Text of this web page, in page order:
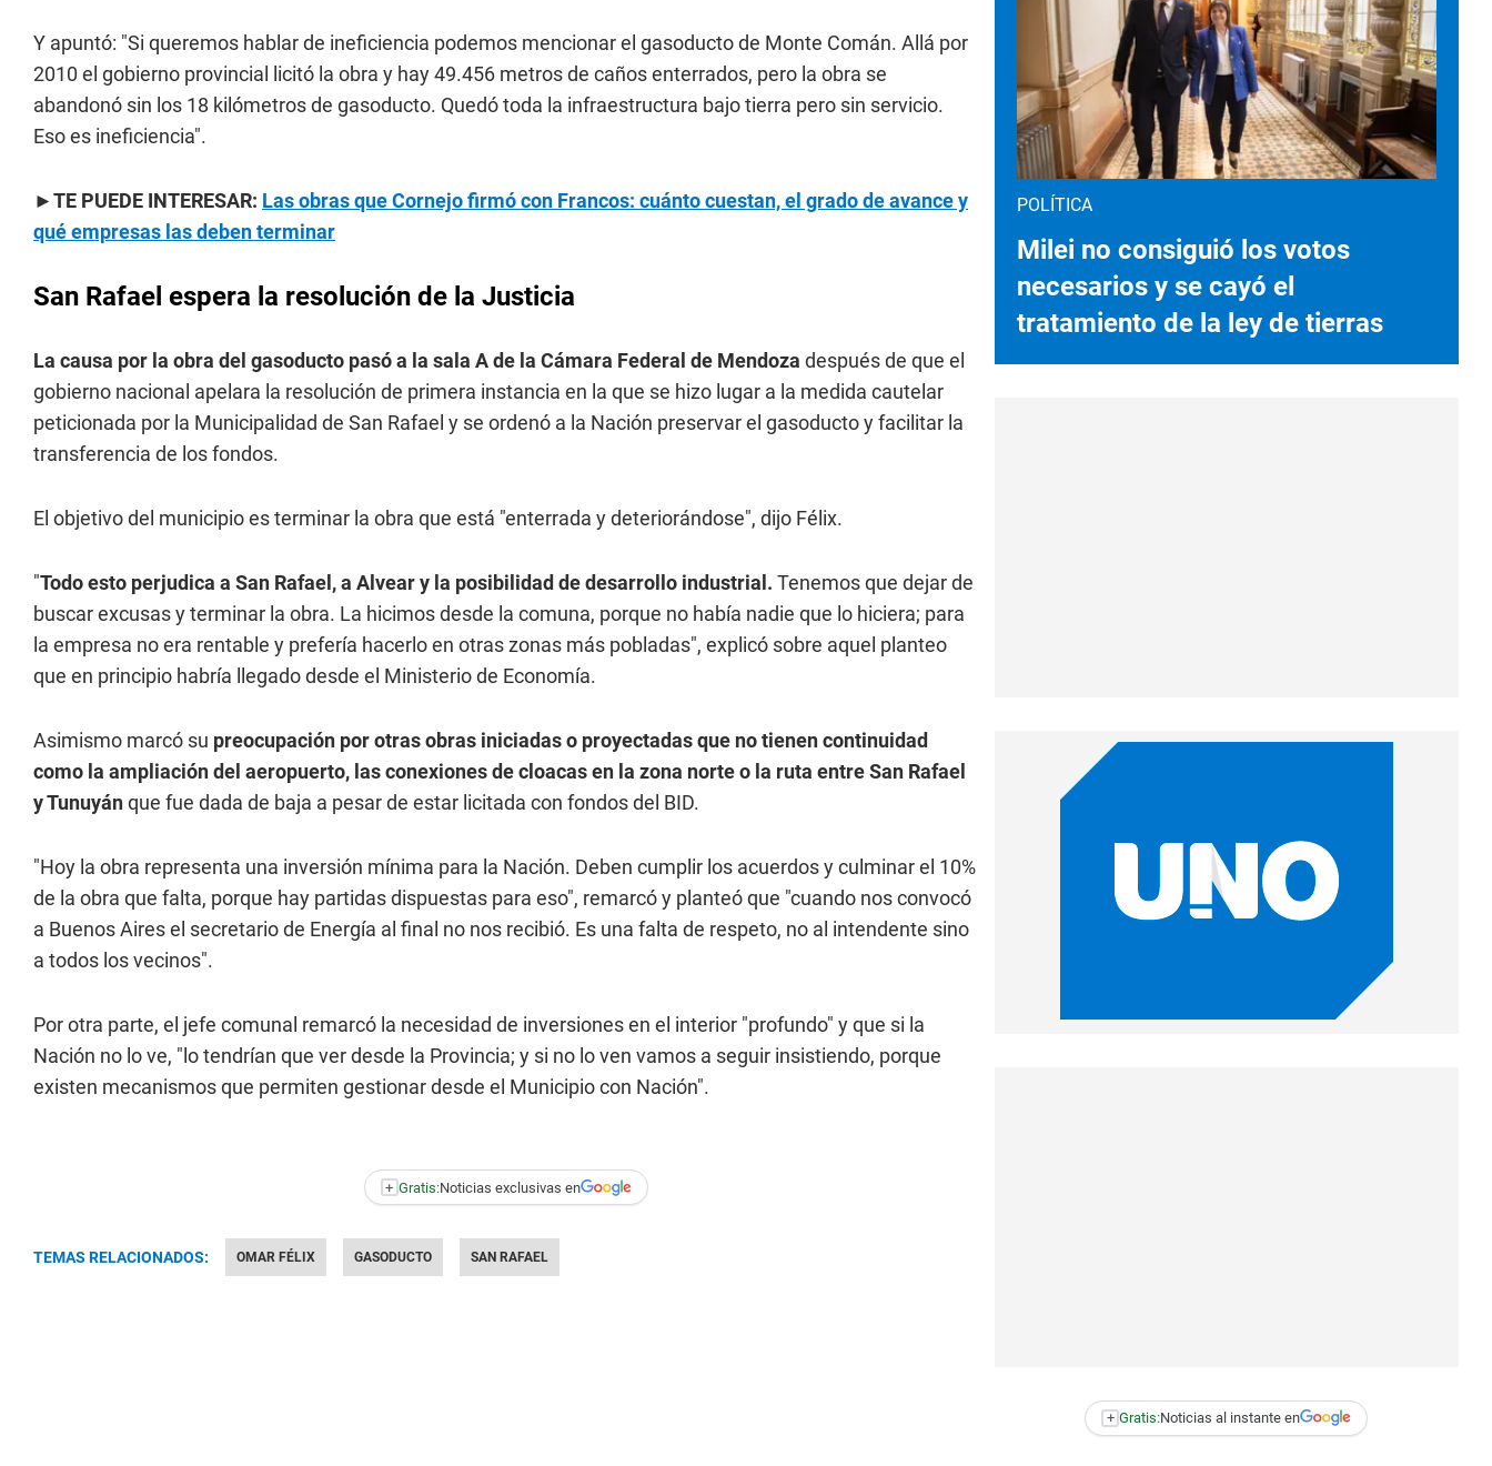
Y apuntó: "Si queremos hablar de ineficiencia podemos mencionar el gasoducto de Monte Comán. Allá por
2010 el gobierno provincial licitó la obra y hay 49.456 metros de caños enterrados, pero la obra se
abandonó sin los 18 kilómetros de gasoducto. Quedó toda la infraestructura bajo tierra pero sin servicio.
Eso es ineficiencia".
►TE PUEDE INTERESAR: Las obras que Cornejo firmó con Francos: cuánto cuestan, el grado de avance y
qué empresas las deben terminar
San Rafael espera la resolución de la Justicia
La causa por la obra del gasoducto pasó a la sala A de la Cámara Federal de Mendoza después de que el
gobierno nacional apelara la resolución de primera instancia en la que se hizo lugar a la medida cautelar
peticionada por la Municipalidad de San Rafael y se ordenó a la Nación preservar el gasoducto y facilitar la
transferencia de los fondos.
El objetivo del municipio es terminar la obra que está "enterrada y deteriorándose", dijo Félix.
"Todo esto perjudica a San Rafael, a Alvear y la posibilidad de desarrollo industrial. Tenemos que dejar de
buscar excusas y terminar la obra. La hicimos desde la comuna, porque no había nadie que lo hiciera; para
la empresa no era rentable y prefería hacerlo en otras zonas más pobladas", explicó sobre aquel planteo
que en principio habría llegado desde el Ministerio de Economía.
Asimismo marcó su preocupación por otras obras iniciadas o proyectadas que no tienen continuidad
como la ampliación del aeropuerto, las conexiones de cloacas en la zona norte o la ruta entre San Rafael
y Tunuyánque fue dada de baja a pesar de estar licitada con fondos del BID.
"Hoy la obra representa una inversión mínima para la Nación. Deben cumplir los acuerdos y culminar el 10%
de la obra que falta, porque hay partidas dispuestas para eso", remarcó y planteó que "cuando nos convocó
a Buenos Aires el secretario de Energía al final no nos recibió. Es una falta de respeto, no al intendente sino
a todos los vecinos".
Por otra parte, el jefe comunal remarcó la necesidad de inversiones en el interior "profundo" y que si la
Nación no lo ve, "lo tendrían que ver desde la Provincia; y si no lo ven vamos a seguir insistiendo, porque
existen mecanismos que permiten gestionar desde el Municipio con Nación".
+ Gratis:Noticias exclusivas en
TEMAS RELACIONADOS: OMAR FÉLIX GASODUCTO SAN RAFAEL
POLÍTICA
Milei no consiguió los votos
necesarios y se cayó el
tratamiento de la ley de tierras
+ Gratis:Noticias al instante en